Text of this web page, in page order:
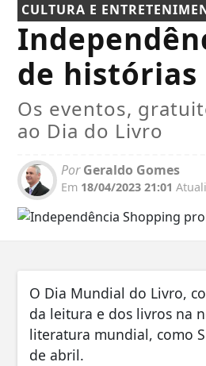
CULTURA E
de
Os eventos,
ao Dia do Livro
PorGeraldo Gomes
Em 18/04/2023 21:01
O Dia Mundial do Livro,
da leitura e dos livros na
literatura mundial, como
de abril.